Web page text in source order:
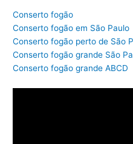
Conserto fogão
Conserto fogão em São Paulo
Conserto fogão perto de São
Conserto fogão grande São
Conserto fogão grande ABCD